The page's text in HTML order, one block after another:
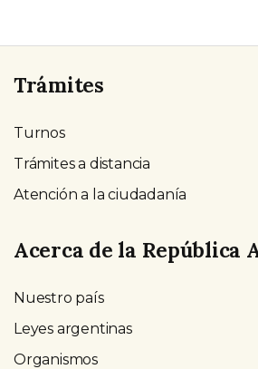
Trámites
Turnos
Trámites a distancia
Atención a la ciudadanía
Acerca de la República
Nuestro país
Leyes argentinas
Organismos